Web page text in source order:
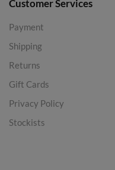
Customer Services
Payment
Shipping
Returns
Gift Cards
Privacy Policy
Stockists